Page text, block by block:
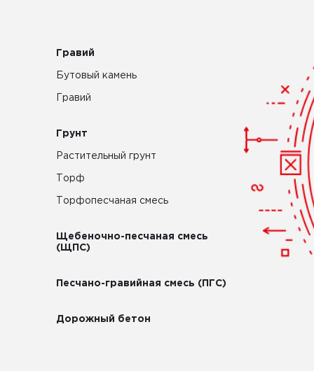
Гравий
Бутовый камень
Гравий
Грунт
Растительный грунт
Торф
Торфопесчаная смесь
Щебеночно-песчаная смесь
(ЩПС)
Песчано-гравийная смесь (ПГС)
Дорожный бетон